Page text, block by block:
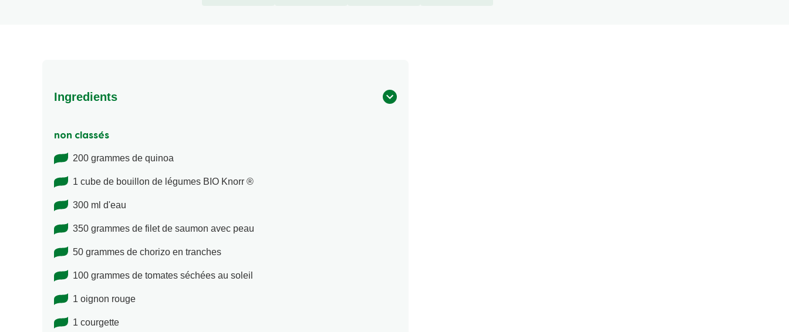
Ingredients
non classés
200 grammes de quinoa
1 cube de bouillon de légumes BIO Knorr ®
300 ml d'eau
350 grammes de filet de saumon avec peau
50 grammes de chorizo en tranches
100 grammes de tomates séchées au soleil
1 oignon rouge
1 courgette